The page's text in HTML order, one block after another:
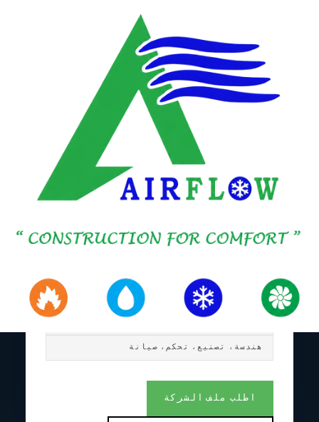
الجودة والصحة والسلامة والشهادات
الجودة والصحة والسلامة،
موثقة.
مدمجة في نموذج تنفيذ AIRFLOW وموثقة عبر
تأسست عام 2016
هندسة، تصنيع، تحكم، صيانة
اطلب ملف الشركة